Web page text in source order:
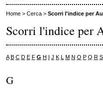
Home> Cerca> Scorri l'indice per
Scorri l'indice per
A B C D E F G H I J K L M N O P Q R S
G